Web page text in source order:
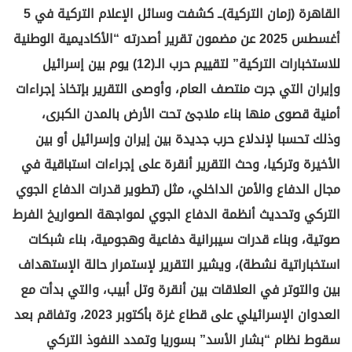
القاهرة (زمان التركية)ــ كشفت وسائل الإعلام التركية في 5
أغسطس 2025 عن مضمون تقرير أصدرته “الأكاديمية الوطنية
للاستخبارات التركية” لتقييم حرب الـ(12) يوم بين إسرائيل
وإيران التي جرت منتصف العام، وأوصى التقرير بإتخاذ إجراءات
أمنية قصوى منها بناء ملاجئ تحت الأرض بالمدن الكبرى،
وذلك تحسبا لإندلاع حرب جديدة بين إيران وإسرائيل أو بين
الأخيرة وتركيا، وحث التقرير أنقرة على إجراءات استباقية في
مجال الدفاع والأمن الداخلي، مثل (تطوير قدرات الدفاع الجوي
التركي وتحديث أنظمة الدفاع الجوي لمواجهة الصواريخ الفرط
صوتية، وبناء قدرات سيبرانية دفاعية وهجومية، بناء شبكات
استخباراتية نشطة)، ويشير التقرير لإستمرار حالة الإستهداف
بين والتوتر في العلاقات بين أنقرة وتل أبيب، والتي بدأت مع
العدوان الإسرائيلي على قطاع غزة بأكتوبر 2023، وتفاقم بعد
سقوط نظام “بشار الأسد” بسوريا وتمدد النفوذ التركي